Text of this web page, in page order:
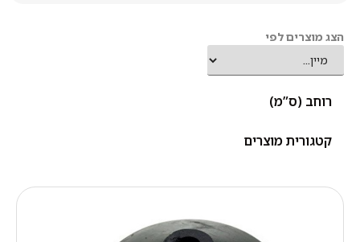
הצג מוצרים לפי
רוחב (ס”מ)
קטגורית מוצרים